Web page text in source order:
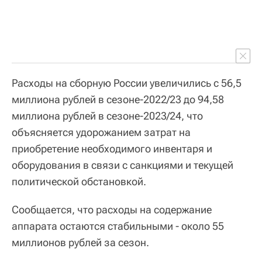
Расходы на сборную России увеличились с 56,5
миллиона рублей в сезоне-2022/23 до 94,58
миллиона рублей в сезоне-2023/24, что
объясняется удорожанием затрат на
приобретение необходимого инвентаря и
оборудования в связи с санкциями и текущей
политической обстановкой.
Сообщается, что расходы на содержание
аппарата остаются стабильными - около 55
миллионов рублей за сезон.